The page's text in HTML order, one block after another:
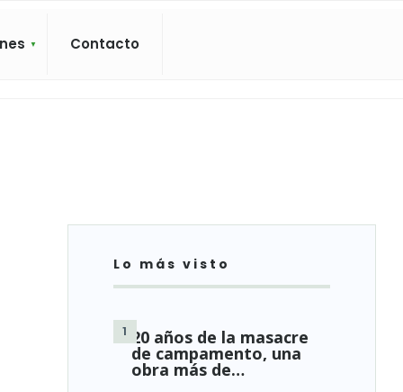
Contacto
Lo más visto
20 años de la masacre
de campamento, una
obra más de…